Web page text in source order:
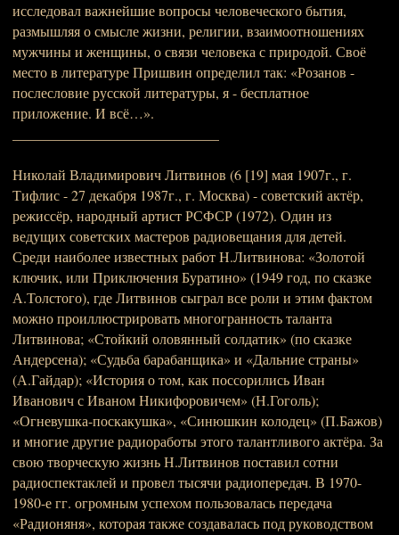
исследовал важнейшие вопросы человеческого бытия,
размышляя о смысле жизни, религии, взаимоотношениях
мужчины и женщины, о связи человека с природой. Своё
место в литературе Пришвин определил так: «Розанов -
послесловие русской литературы, я - бесплатное
приложение. И всё…».
Николай Владимирович Литвинов (6 [19] мая 1907г., г.
Тифлис - 27 декабря 1987г., г. Москва) - советский актёр,
режиссёр, народный артист РСФСР (1972). Один из
ведущих советских мастеров радиовещания для детей.
Среди наиболее известных работ Н.Литвинова: «Золотой
ключик, или Приключения Буратино» (1949 год, по сказке
А.Толстого), где Литвинов сыграл все роли и этим фактом
можно проиллюстрировать многогранность таланта
Литвинова; «Стойкий оловянный солдатик» (по сказке
Андерсена); «Судьба барабанщика» и «Дальние страны»
(А.Гайдар); «История о том, как поссорились Иван
Иванович с Иваном Никифоровичем» (Н.Гоголь);
«Огневушка-поскакушка», «Синюшкин колодец» (П.Бажов)
и многие другие радиоработы этого талантливого актёра. За
свою творческую жизнь Н.Литвинов поставил сотни
радиоспектаклей и провел тысячи радиопередач. В 1970-
1980-е гг. огромным успехом пользовалась передача
«Радионяня», которая также создавалась под руководством